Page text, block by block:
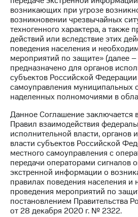
Достижения
Интервью
Финансовая
отчетность
Контакты
в
регионе
и акционерам
Корпоративное
управление
Корпоративный
секретарь
Раскрытие
информации
возникающих при угрозе
возникновении чрезвычайных
техногенного характера, а также
действий или вследствие этих
поведения населения и
мероприятий по защите» (далее
предназначено для органов
субъектов Российской
самоуправления муниципальных
наделенных полномочиями в
Данное Соглашение заключается
Правил взаимодействия
исполнительной власти, органов
власти субъектов Российской
местного самоуправления с
передачи операторами сигналов
экстренной информации о
правилах поведения населения и
проведения мероприятий по
постановлением Правительства
от 28 декабря 2020 г. № 2322.